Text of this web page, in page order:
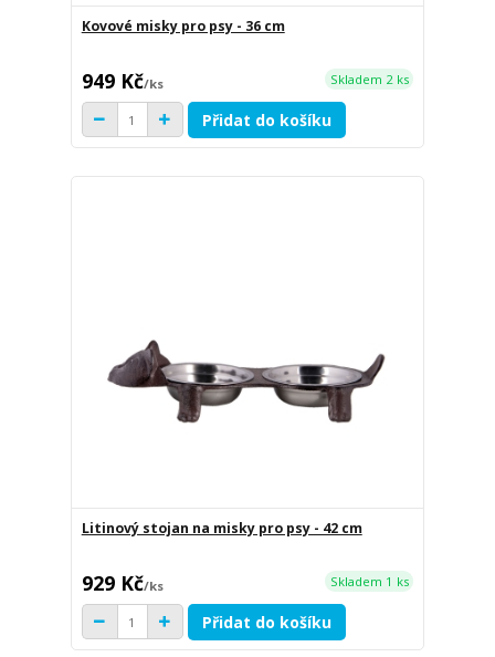
Kovové misky pro psy - 36 cm
949 Kč/ks Skladem 2 ks
Přidat do košíku
Litinový stojan na misky pro psy - 42 cm
929 Kč/ks Skladem 1 ks
Přidat do košíku